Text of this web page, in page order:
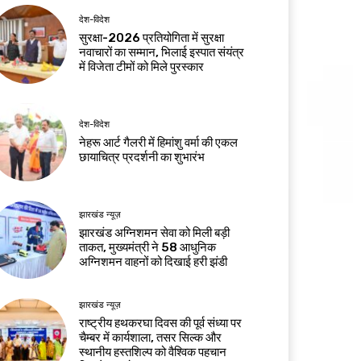
देश-विदेश
सुरक्षा-2026 प्रतियोगिता में सुरक्षा
नवाचारों का सम्मान, भिलाई इस्पात संयंत्र
में विजेता टीमों को मिले पुरस्कार
देश-विदेश
नेहरू आर्ट गैलरी में हिमांशु वर्मा की एकल
छायाचित्र प्रदर्शनी का शुभारंभ
झारखंड न्यूज़
झारखंड अग्निशमन सेवा को मिली बड़ी
ताकत, मुख्यमंत्री ने 58 आधुनिक
अग्निशमन वाहनों को दिखाई हरी झंडी
झारखंड न्यूज़
राष्ट्रीय हथकरघा दिवस की पूर्व संध्या पर
चैम्बर में कार्यशाला, तसर सिल्क और
स्थानीय हस्तशिल्प को वैश्विक पहचान